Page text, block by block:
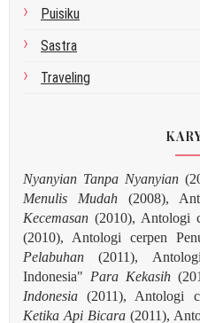
Puisiku
Sastra
Traveling
Nyanyian Tanpa Nyanyian
Menulis Mudah (2008),
Kecemasan (2010), Antologi
(2010), Antologi cerpen
Pelabuhan (2011),
Indonesia" Para Kekasih
Indonesia (2011), Antologi
Ketika Api Bicara (2011),